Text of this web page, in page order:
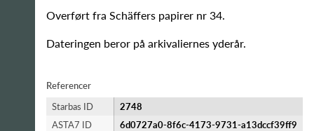
Overført fra Schäffers papirer nr 34.
Dateringen beror på arkivaliernes yderår.
Referencer
Starbas ID
2748
ASTA7 ID
6d0727a0-8f6c-4173-9731-a13dccf39ff9